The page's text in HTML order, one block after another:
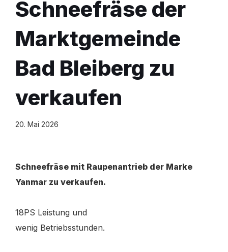
Schneefräse der
Marktgemeinde
Bad Bleiberg zu
verkaufen
20. Mai 2026
Schneefräse mit Raupenantrieb der Marke
Yanmar zu verkaufen.
18PS Leistung und
wenig Betriebsstunden.